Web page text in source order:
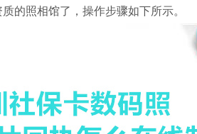
的照相馆了，操作步骤如下所示。